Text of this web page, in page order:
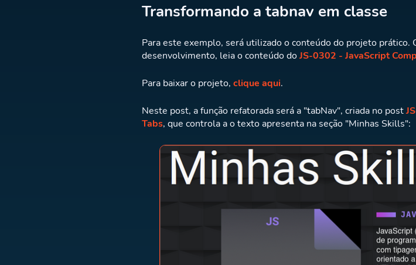
Transformando a tabnav em classe
Para este exemplo, será utilizado o conteúdo do projeto prático.
desenvolvimento, leia o conteúdo doJS-0302 - JavaScript
Para baixar o projeto, clique aqui.
Neste post, a função refatorada será a "tabNav", criada no post
Tabs, que controla a o texto apresenta na seção "Minhas Skills":